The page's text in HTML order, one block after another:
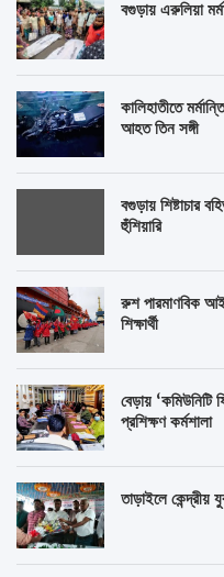
বগুড়ায় এরুলিয়া
কালিহাতীতে
আহত তিন সঙ্গী
বগুড়ায় শিষ্টাচার
হুঁশিয়ারি
রুশ পারমাণবিক
শিক্ষার্থী
বেড়ায় ‘কমিউনিটি
প্রশিক্ষণ কর্মশালা
তাড়াইলে কেন্দ্রীয়